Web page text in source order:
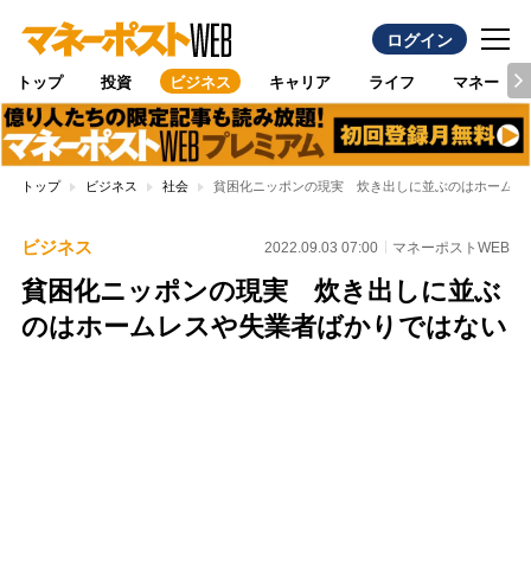
ログイン
トップ 投資 ビジネス キャリア ライフ マネー
トップ ビジネス 社会 貧困化ニッポンの現実 炊き出しに並ぶのはホームレ
ビジネス 2022.09.03 07:00 マネーポストWEB
貧困化ニッポンの現実 炊き出しに並ぶ
のはホームレスや失業者ばかりではない